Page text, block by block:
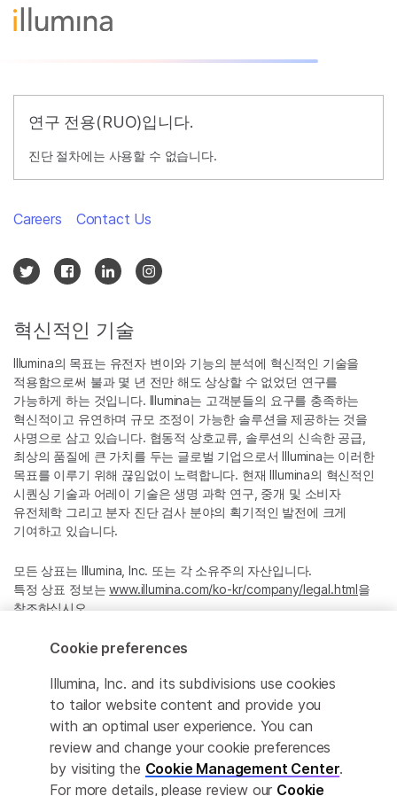
연구 전용(RUO)입니다.
진단 절차에는 사용할 수 없습니다.
혁신적인 기술
Illumina의 목표는 유전자 변이와 기능의 분석에 혁신적인 기술을
적용함으로써 불과 몇 년 전만 해도 상상할 수 없었던 연구를
가능하게 하는 것입니다. Illumina는 고객분들의 요구를 충족하는
혁신적이고 유연하며 규모 조정이 가능한 솔루션을 제공하는 것을
사명으로 삼고 있습니다. 협동적 상호교류, 솔루션의 신속한 공급,
최상의 품질에 큰 가치를 두는 글로벌 기업으로서 Illumina는 이러한
목표를 이루기 위해 끊임없이 노력합니다. 현재 Illumina의 혁신적인
시퀀싱 기술과 어레이 기술은 생명 과학 연구, 중개 및 소비자
유전체학 그리고 분자 진단 검사 분야의 획기적인 발전에 크게
기여하고 있습니다.
모든 상표는 Illumina, Inc. 또는 각 소유주의 자산입니다.
특정 상표 정보는www.illumina.com/ko-kr/company/legal.html을
참조하십시오.
Privacy Policy
Careers Contact Us
© 2026 Illumina, Inc. All rights reserved.
Cookie preferences
Illumina, Inc. and its subdivisions use cookies
to tailor website content and provide you
with an optimal user experience. You can
review and change your cookie preferences
by visiting the Cookie Management Center.
For more details, please review our Cookie